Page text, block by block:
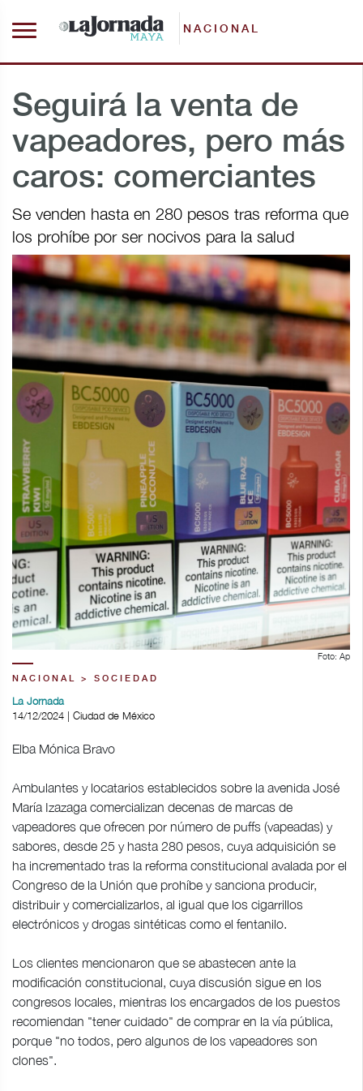
NACIONAL
Seguirá la venta de
vapeadores, pero más
caros: comerciantes
Se venden hasta en 280 pesos tras reforma que
los prohíbe por ser nocivos para la salud
Foto: Ap
NACIONAL > SOCIEDAD
La Jornada
14/12/2024 | Ciudad de México
Elba Mónica Bravo
Ambulantes y locatarios establecidos sobre la avenida José
María Izazaga comercializan decenas de marcas de
vapeadores que ofrecen por número de puffs (vapeadas) y
sabores, desde 25 y hasta 280 pesos, cuya adquisición se
ha incrementado tras la reforma constitucional avalada por el
Congreso de la Unión que prohíbe y sanciona producir,
distribuir y comercializarlos, al igual que los cigarrillos
electrónicos y drogas sintéticas como el fentanilo.
Los clientes mencionaron que se abastecen ante la
modificación constitucional, cuya discusión sigue en los
congresos locales, mientras los encargados de los puestos
recomiendan "tener cuidado" de comprar en la vía pública,
porque "no todos, pero algunos de los vapeadores son
clones".